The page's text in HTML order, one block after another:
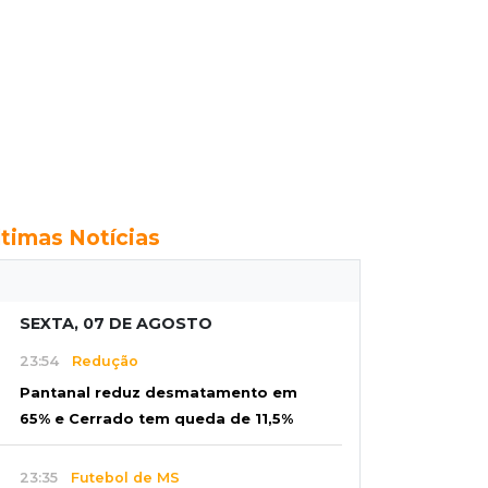
Notícias
SEXTA, 07 DE AGOSTO
23:54 Redução
Pantanal reduz desmatamento em
65% e Cerrado tem queda de 11,5%
23:35 Futebol de MS